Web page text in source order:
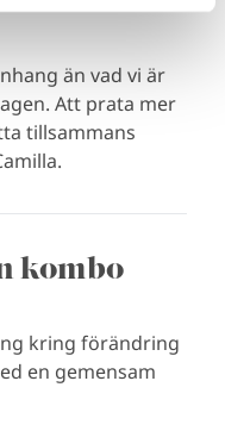
än vad vi är
Att prata mer
tillsammans
kombo
kring förändring
en gemensam